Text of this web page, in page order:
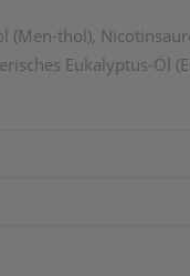
(Men-thol),
Eukalyptus-Öl